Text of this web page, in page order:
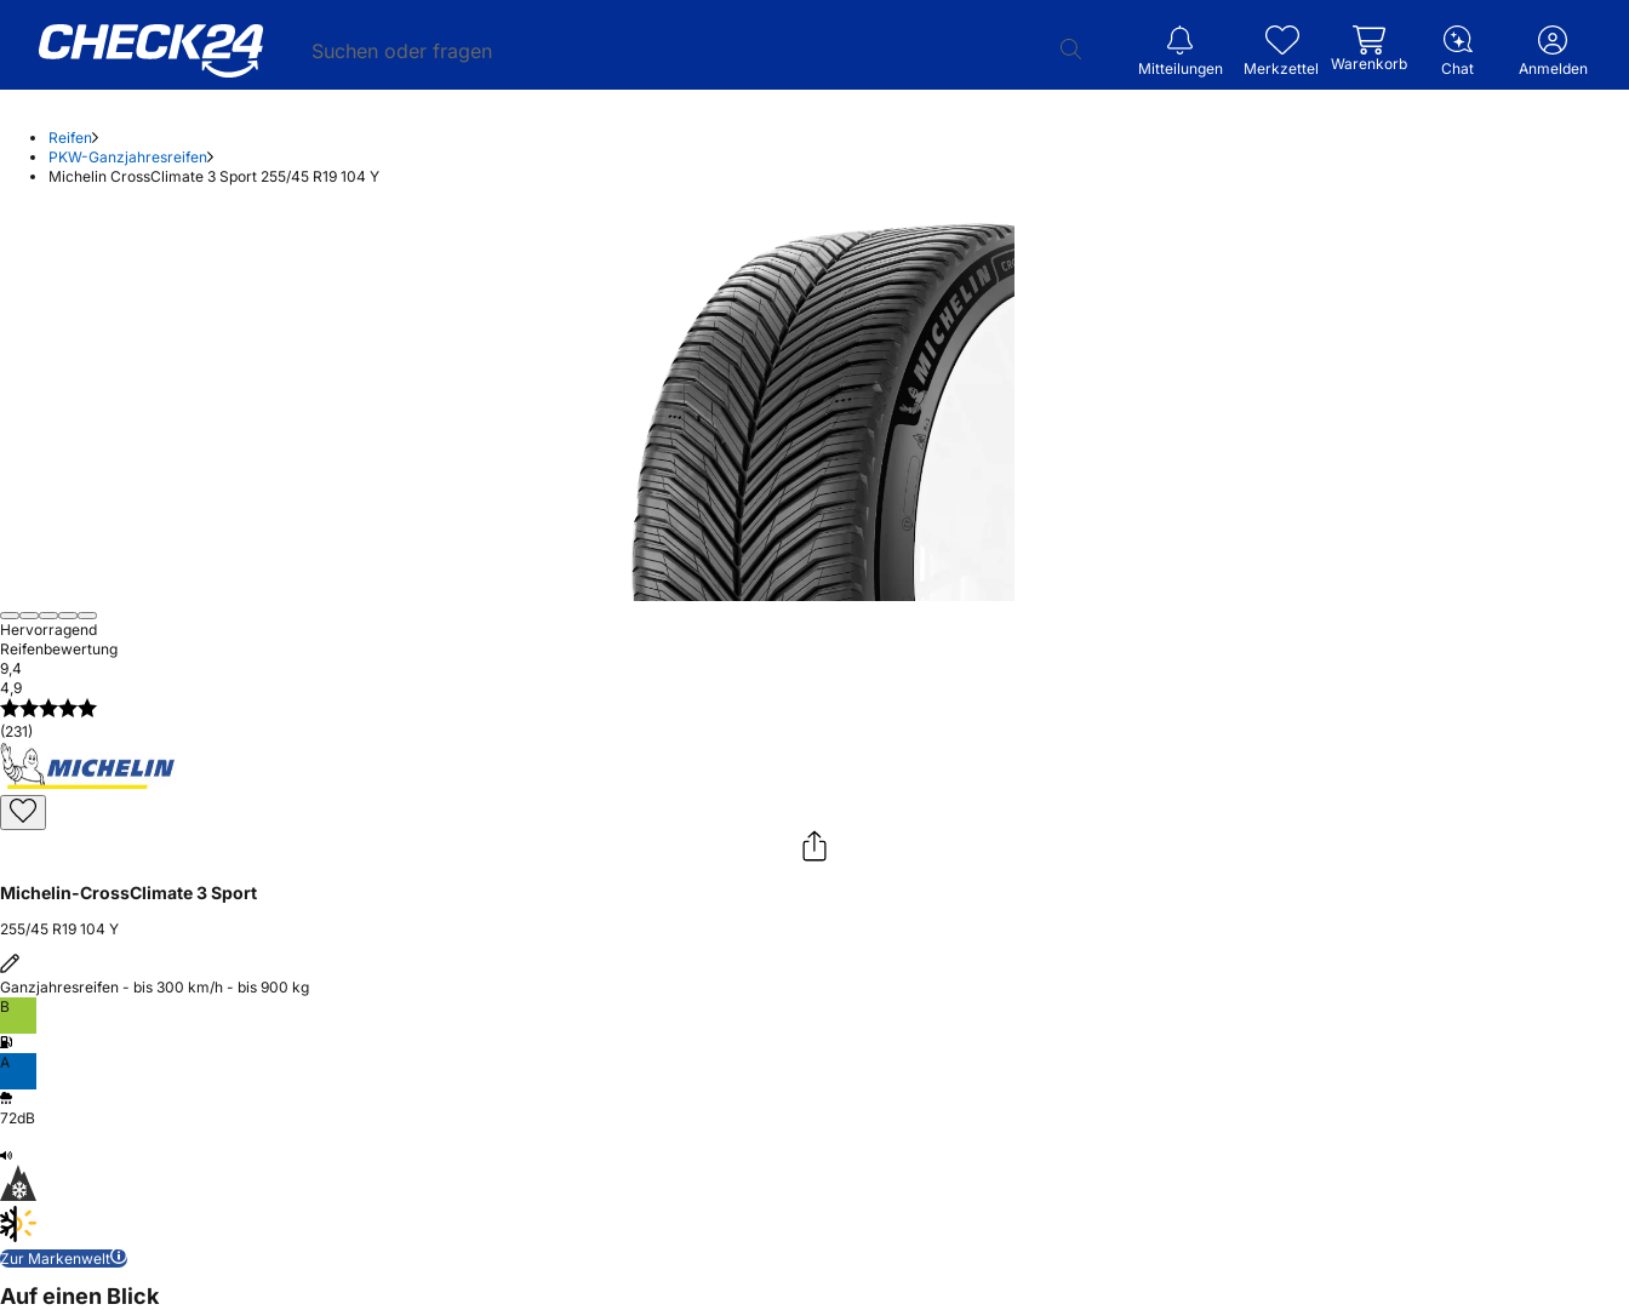
Suchen oder fragen
Mitteilungen Merkzettel Warenkorb Chat Anmelden
Reifen
PKW-Ganzjahresreifen
Michelin CrossClimate 3 Sport 255/45 R19 104 Y
Hervorragend
Reifenbewertung
9,4
4,9
(231)
Michelin-CrossClimate 3 Sport
255/45 R19 104 Y
Ganzjahresreifen - bis 300 km/h - bis 900 kg
B
A
72dB
Zur Markenwelt
Auf einen Blick